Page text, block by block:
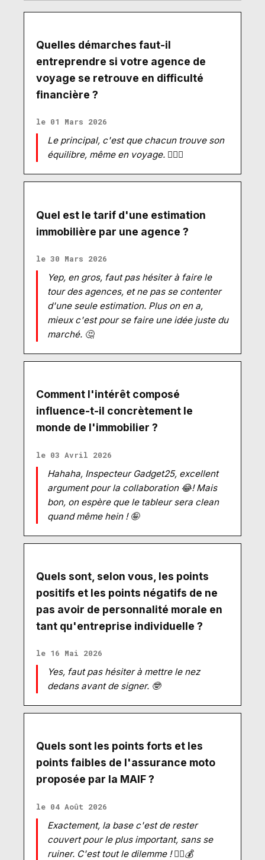
Quelles démarches faut-il
entreprendre si votre agence de
voyage se retrouve en difficulté
financière ?
le 01 Mars 2026
Le principal, c'est que chacun trouve son
équilibre, même en voyage. 🤷🏻‍♂️
Quel est le tarif d'une estimation
immobilière par une agence ?
le 30 Mars 2026
Yep, en gros, faut pas hésiter à faire le
tour des agences, et ne pas se contenter
d'une seule estimation. Plus on en a,
mieux c'est pour se faire une idée juste du
marché. 🤔
Comment l'intérêt composé
influence-t-il concrètement le
monde de l'immobilier ?
le 03 Avril 2026
Hahaha, Inspecteur Gadget25, excellent
argument pour la collaboration 😂! Mais
bon, on espère que le tableur sera clean
quand même hein ! 🤪
Quels sont, selon vous, les points
positifs et les points négatifs de ne
pas avoir de personnalité morale en
tant qu'entreprise individuelle ?
le 16 Mai 2026
Yes, faut pas hésiter à mettre le nez
dedans avant de signer. 🤓
Quels sont les points forts et les
points faibles de l'assurance moto
proposée par la MAIF ?
le 04 Août 2026
Exactement, la base c'est de rester
couvert pour le plus important, sans se
ruiner. C'est tout le dilemme ! 🤷‍♀️💰